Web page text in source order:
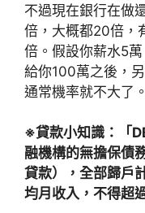
不過現在銀行在做
倍，大概都20倍，
倍。假設你薪水5
給你100萬之後，
通常機率就不大了。
※貸款小知識：
「
融機構的無擔保債
貸款），全部歸戶
均月收入，不得超